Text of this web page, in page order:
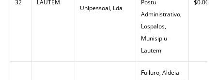
32 LAUTEM
Unipessoal, Lda
Postu
Administrativo,
Lospalos,
Munisipiu
Lautem
$0.00
Fuiluro, Aldeia